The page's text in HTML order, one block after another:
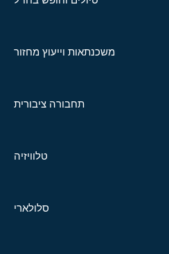
משכנתאות וייעוץ מחזור
תחבורה ציבורית
טלוויזיה
סלולארי